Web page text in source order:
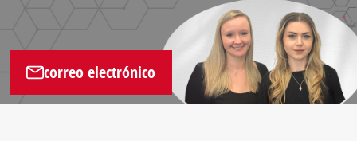
correo electrónico